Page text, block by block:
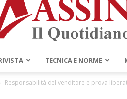
TECNICA E NORME
Responsabilità del venditore e prova